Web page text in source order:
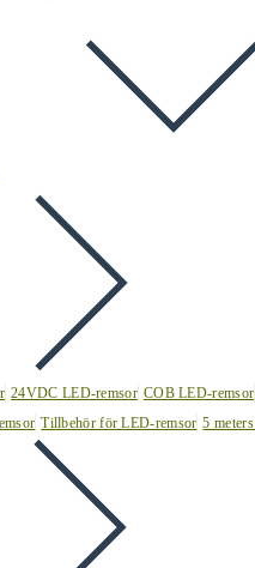
24VDC LED-remsor COB LED-remsor
Tillbehör för LED-remsor 5